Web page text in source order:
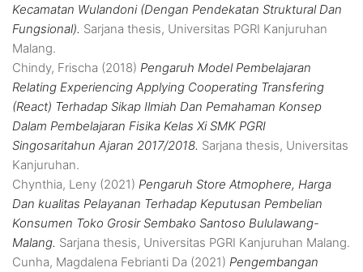
Kecamatan Wulandoni (Dengan Pendekatan Struktural Dan
Fungsional). Sarjana thesis, Universitas PGRI Kanjuruhan
Malang.
Chindy, Frischa (2018) Pengaruh Model Pembelajaran
Relating Experiencing Applying Cooperating Transfering
(React) Terhadap Sikap Ilmiah Dan Pemahaman Konsep
Dalam Pembelajaran Fisika Kelas Xi SMK PGRI
Singosaritahun Ajaran 2017/2018. Sarjana thesis, Universitas
Kanjuruhan.
Chynthia, Leny (2021) Pengaruh Store Atmophere, Harga
Dan kualitas Pelayanan Terhadap Keputusan Pembelian
Konsumen Toko Grosir Sembako Santoso Bululawang-
Malang. Sarjana thesis, Universitas PGRI Kanjuruhan Malang.
Cunha, Magdalena Febrianti Da (2021) Pengembangan